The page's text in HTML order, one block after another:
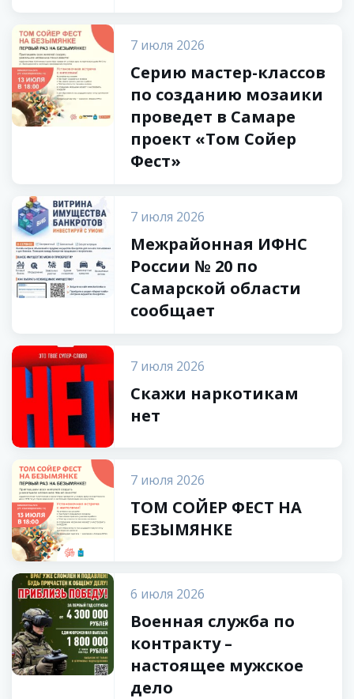
7 июля 2026
Серию мастер-классов
по созданию мозаики
проведет в Самаре
проект «Том Сойер
Фест»
7 июля 2026
Межрайонная ИФНС
России № 20 по
Самарской области
сообщает
7 июля 2026
Скажи наркотикам
нет
7 июля 2026
ТОМ СОЙЕР ФЕСТ НА
БЕЗЫМЯНКЕ
6 июля 2026
Военная служба по
контракту –
настоящее мужское
дело